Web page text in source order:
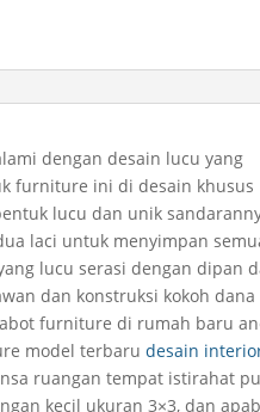
dengan desain lucu yang
furniture ini di desain khusus
lucu dan unik
laci untuk menyimpan
lucu serasi dengan dipan
dan konstruksi kokoh dana
furniture di rumah baru
model terbaru desain
ruangan tempat istirahat
kecil ukuran 3×3, dan